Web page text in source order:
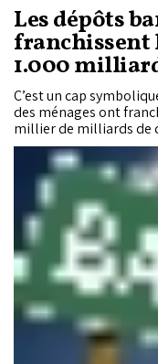
Les dépôts
franchissent
1.000
C’est un cap
des ménages ont
millier de milliards de
détenus par les
collecte record porte
toutes catégories
(+8,4%). Un niveau
l’encours du crédit
milliards de DH
davantage qu’elles